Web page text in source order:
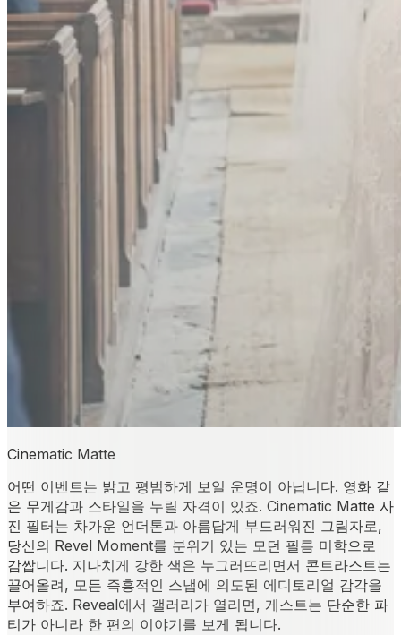
Cinematic Matte
어떤 이벤트는 밝고 평범하게 보일 운명이 아닙니다. 영화 같
은 무게감과 스타일을 누릴 자격이 있죠. Cinematic Matte 사
진 필터는 차가운 언더톤과 아름답게 부드러워진 그림자로,
당신의 Revel Moment를 분위기 있는 모던 필름 미학으로
감쌉니다. 지나치게 강한 색은 누그러뜨리면서 콘트라스트는
끌어올려, 모든 즉흥적인 스냅에 의도된 에디토리얼 감각을
부여하죠. Reveal에서 갤러리가 열리면, 게스트는 단순한 파
티가 아니라 한 편의 이야기를 보게 됩니다.